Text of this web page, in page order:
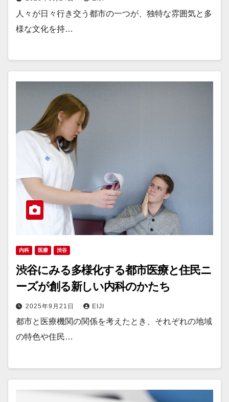
人々が日々行き交う都市の一つが、独特な雰囲気と多
様な文化を持…
内科 医療 渋谷
渋谷にみる多様化する都市医療と住民ニ
ーズが創る新しい内科のかたち
2025年9月21日 EIJI
都市と医療機関の関係を考えたとき、それぞれの地域
の特色や住民…